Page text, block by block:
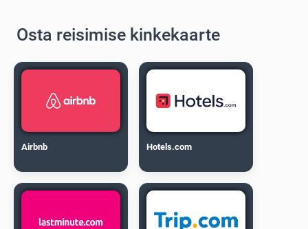
Osta reisimise kinkekaarte
Airbnb Hotels.com